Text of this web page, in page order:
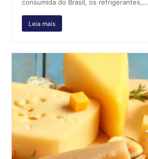
consumida do Brasil, os refrigerantes,…
Leia mais